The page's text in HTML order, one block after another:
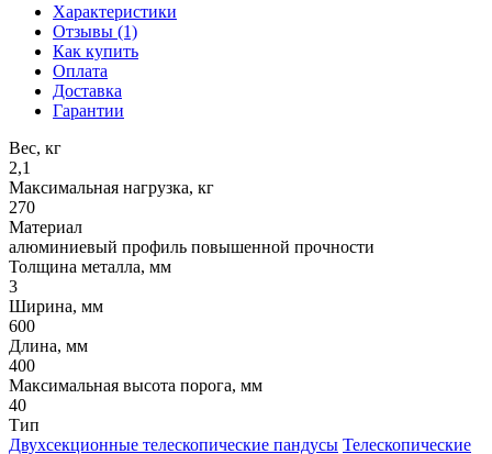
Характеристики
Отзывы (1)
Как купить
Оплата
Доставка
Гарантии
Вес, кг
2,1
Максимальная нагрузка, кг
270
Материал
алюминиевый профиль повышенной прочности
Толщина металла, мм
3
Ширина, мм
600
Длина, мм
400
Максимальная высота порога, мм
40
Тип
Двухсекционные телескопические пандусы Телескопические